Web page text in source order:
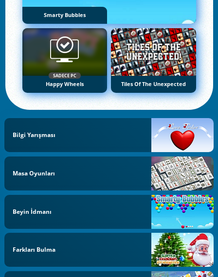
Smarty Bubbles
SADECE PC
Happy Wheels Tiles Of The Unexpected
Bilgi Yarışması
Masa Oyunları
Beyin İdmanı
Farkları Bulma